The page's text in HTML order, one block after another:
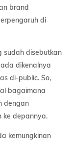
brand
di
sudah disebutkan
dikenalnya
di-public. So,
bagaimana
dengan
ke depannya.
kemungkinan